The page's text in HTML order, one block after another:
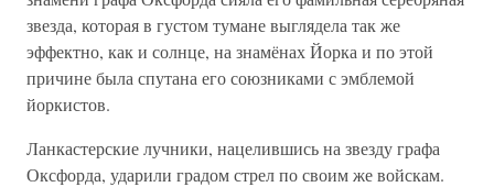
звезда, которая в густом тумане выглядела так же
эффектно, как и солнце, на знамёнах Йорка и по этой
причине была спутана его союзниками с эмблемой
йоркистов.
Ланкастерские лучники, нацелившись на звезду графа
Оксфорда, ударили градом стрел по своим же войскам.